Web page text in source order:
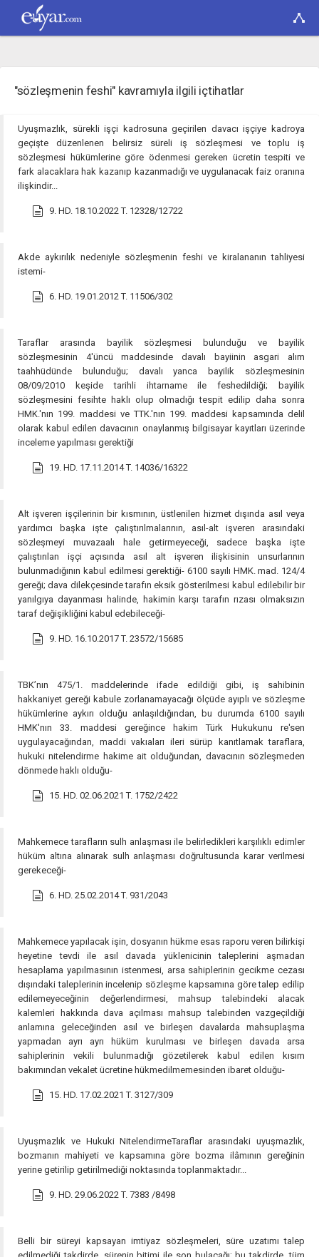
"sözleşmenin feshi" kavramıyla ilgili içtihatlar
Uyuşmazlık, sürekli işçi kadrosuna geçirilen davacı işçiye kadroya
geçişte düzenlenen belirsiz süreli iş sözleşmesi ve toplu iş
sözleşmesi hükümlerine göre ödenmesi gereken ücretin tespiti ve
fark alacaklara hak kazanıp kazanmadığı ve uygulanacak faiz oranına
ilişkindir...
9. HD. 18.10.2022 T. 12328/12722
Akde aykırılık nedeniyle sözleşmenin feshi ve kiralananın tahliyesi
istemi-
6. HD. 19.01.2012 T. 11506/302
Taraflar arasında bayilik sözleşmesi bulunduğu ve bayilik
sözleşmesinin 4'üncü maddesinde davalı bayiinin asgari alım
taahhüdünde bulunduğu; davalı yanca bayilik sözleşmesinin
08/09/2010 keşide tarihli ihtarname ile feshedildiği; bayilik
sözleşmesini fesihte haklı olup olmadığı tespit edilip daha sonra
HMK.'nın 199. maddesi ve TTK.'nın 199. maddesi kapsamında delil
olarak kabul edilen davacının onaylanmış bilgisayar kayıtları üzerinde
inceleme yapılması gerektiği
19. HD. 17.11.2014 T. 14036/16322
Alt işveren işçilerinin bir kısmının, üstlenilen hizmet dışında asıl veya
yardımcı başka işte çalıştırılmalarının, asıl-alt işveren arasındaki
sözleşmeyi muvazaalı hale getirmeyeceği, sadece başka işte
çalıştırılan işçi açısında asıl alt işveren ilişkisinin unsurlarının
bulunmadığının kabul edilmesi gerektiği- 6100 sayılı HMK. mad. 124/4
gereği; dava dilekçesinde tarafın eksik gösterilmesi kabul edilebilir bir
yanılgıya dayanması halinde, hakimin karşı tarafın rızası olmaksızın
taraf değişikliğini kabul edebileceği-
9. HD. 16.10.2017 T. 23572/15685
TBK’nın 475/1. maddelerinde ifade edildiği gibi, iş sahibinin
hakkaniyet gereği kabule zorlanamayacağı ölçüde ayıplı ve sözleşme
hükümlerine aykırı olduğu anlaşıldığından, bu durumda 6100 sayılı
HMK'nın 33. maddesi gereğince hakim Türk Hukukunu re'sen
uygulayacağından, maddi vakıaları ileri sürüp kanıtlamak taraflara,
hukuki nitelendirme hakime ait olduğundan, davacının sözleşmeden
dönmede haklı olduğu-
15. HD. 02.06.2021 T. 1752/2422
Mahkemece tarafların sulh anlaşması ile belirledikleri karşılıklı edimler
hüküm altına alınarak sulh anlaşması doğrultusunda karar verilmesi
gerekeceği-
6. HD. 25.02.2014 T. 931/2043
Mahkemece yapılacak işin, dosyanın hükme esas raporu veren bilirkişi
heyetine tevdi ile asıl davada yüklenicinin taleplerini aşmadan
hesaplama yapılmasının istenmesi, arsa sahiplerinin gecikme cezası
dışındaki taleplerinin incelenip sözleşme kapsamına göre talep edilip
edilemeyeceğinin değerlendirmesi, mahsup talebindeki alacak
kalemleri hakkında dava açılması mahsup talebinden vazgeçildiği
anlamına geleceğinden asıl ve birleşen davalarda mahsuplaşma
yapmadan ayrı ayrı hüküm kurulması ve birleşen davada arsa
sahiplerinin vekili bulunmadığı gözetilerek kabul edilen kısım
bakımından vekalet ücretine hükmedilmemesinden ibaret olduğu-
15. HD. 17.02.2021 T. 3127/309
Uyuşmazlık ve Hukuki NitelendirmeTaraflar arasındaki uyuşmazlık,
bozmanın mahiyeti ve kapsamına göre bozma ilâmının gereğinin
yerine getirilip getirilmediği noktasında toplanmaktadır...
9. HD. 29.06.2022 T. 7383 /8498
Belli bir süreyi kapsayan imtiyaz sözleşmeleri, süre uzatımı talep